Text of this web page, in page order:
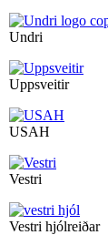
Undri
Uppsveitir
USAH
Vestri
Vestri hjólreiðar